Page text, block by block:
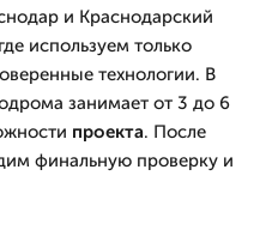
и Краснодарский
используем только
технологии. В
занимает от 3 до 6
проекта. После
финальную проверку и